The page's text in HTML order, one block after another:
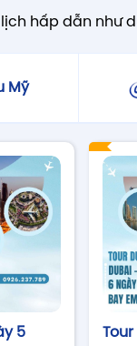
hấp dẫn như du
Mỹ
5